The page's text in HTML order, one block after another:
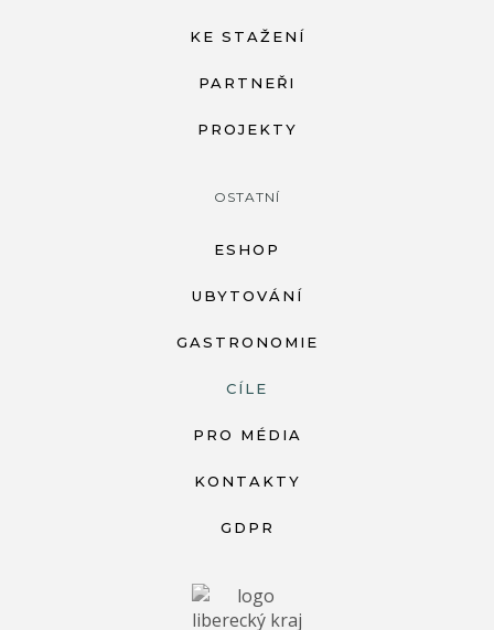
KE STAŽENÍ
PARTNEŘI
PROJEKTY
OSTATNÍ
ESHOP
UBYTOVÁNÍ
GASTRONOMIE
CÍLE
PRO MÉDIA
KONTAKTY
GDPR